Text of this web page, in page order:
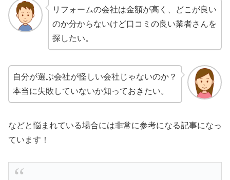
リフォームの会社は金額が高く、どこが良い
のか分からないけど口コミの良い業者さんを
探したい。
自分が選ぶ会社が怪しい会社じゃないのか？
本当に失敗していないか知っておきたい。
などと悩まれている場合には非常に参考になる記事になっ
ています！